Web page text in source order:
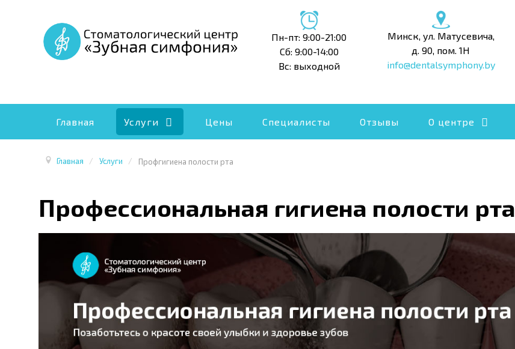
Пн-пт: 9:00-21:00
Сб: 9:00-14:00
Вс: выходной
Минск, ул. Матусевича,
д. 90, пом. 1Н
info@dentalsymphony.by
Главная Услуги Цены Специалисты Отзывы О центре
Главная / Услуги / Профгигиена полости рта
Профессиональная гигиена полости рта